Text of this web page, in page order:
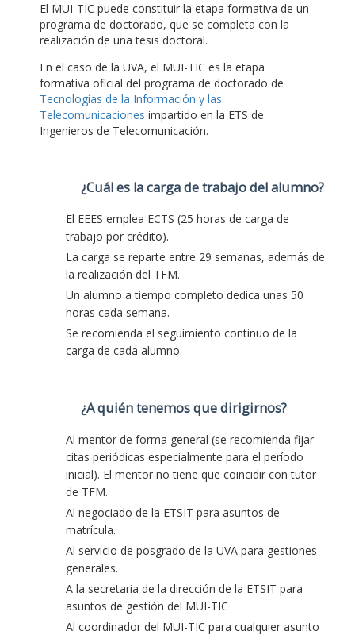
El MUI-TIC puede constituir la etapa formativa de un
programa de doctorado, que se completa con la
realización de una tesis doctoral.
En el caso de la UVA, el MUI-TIC es la etapa
formativa oficial del programa de doctorado de
Tecnologías de la Información y las
Telecomunicaciones impartido en la ETS de
Ingenieros de Telecomunicación.
¿Cuál es la carga de trabajo del alumno?
El EEES emplea ECTS (25 horas de carga de
trabajo por crédito).
La carga se reparte entre 29 semanas, además de
la realización del TFM.
Un alumno a tiempo completo dedica unas 50
horas cada semana.
Se recomienda el seguimiento continuo de la
carga de cada alumno.
¿A quién tenemos que dirigirnos?
Al mentor de forma general (se recomienda fijar
citas periódicas especialmente para el período
inicial). El mentor no tiene que coincidir con tutor
de TFM.
Al negociado de la ETSIT para asuntos de
matrícula.
Al servicio de posgrado de la UVA para gestiones
generales.
A la secretaria de la dirección de la ETSIT para
asuntos de gestión del MUI-TIC
Al coordinador del MUI-TIC para cualquier asunto